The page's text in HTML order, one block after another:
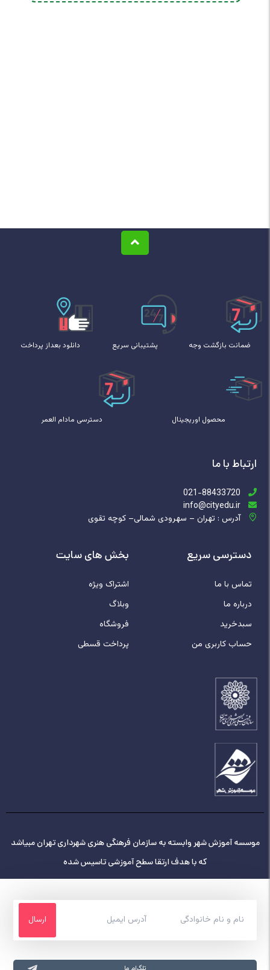
ضمانت بازگشت وجه پشتیبانی سریع دانلود بعداز پرداخت
محصول اوریجینال دسترسی مادام العمر
ارتباط با ما
021-88433720
info@cityedu.ir
آدرس : تهران – سهرودی شمالی– کوچه تقوی
دسترسی سریع
تماس با ما
درباره ما
سبدخرید
حساب کاربری من
بخش های سایت
اشتراک ویژه
وبلاگ
فروشگاه
پرداخت قسطی
موسسه آموزش شهر وابسته به سازمان فرهنگی هنری شهرداری تهران مبیاشد
که با هدف ارتقا سطح آموزشی تاسیس شده